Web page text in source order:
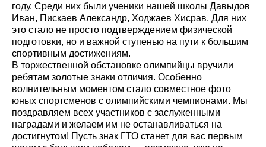
году. Среди них были ученики нашей школы Давыдов
Иван, Пискаев Александр, Ходжаев Хисрав. Для них
это стало не просто подтверждением физической
подготовки, но и важной ступенью на пути к большим
спортивным достижениям.
В торжественной обстановке олимпийцы вручили
ребятам золотые знаки отличия. Особенно
волнительным моментом стало совместное фото
юных спортсменов с олимпийскими чемпионами. Мы
поздравляем всех участников с заслуженными
наградами и желаем им не останавливаться на
достигнутом! Пусть знак ГТО станет для вас первым